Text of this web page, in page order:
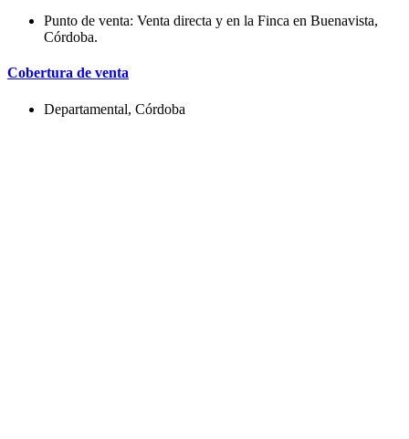
Punto de venta: Venta directa y en la Finca en Buenavista,
Córdoba.
Cobertura de venta
Departamental, Córdoba